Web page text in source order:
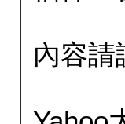
內容請